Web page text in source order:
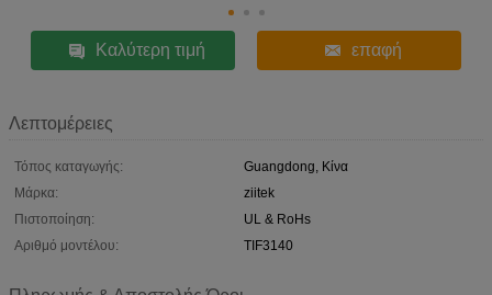
Καλύτερη τιμή επαφή
Λεπτομέρειες
Τόπος καταγωγής:
Guangdong, Κίνα
Μάρκα:
ziitek
Πιστοποίηση:
UL & RoHs
Αριθμό μοντέλου:
TIF3140